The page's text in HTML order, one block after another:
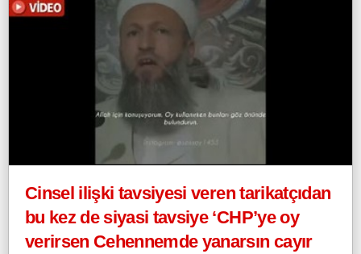
Cinsel ilişki tavsiyesi veren tarikatçıdan
bu kez de siyasi tavsiye ‘CHP’ye oy
verirsen Cehennemde yanarsın cayır